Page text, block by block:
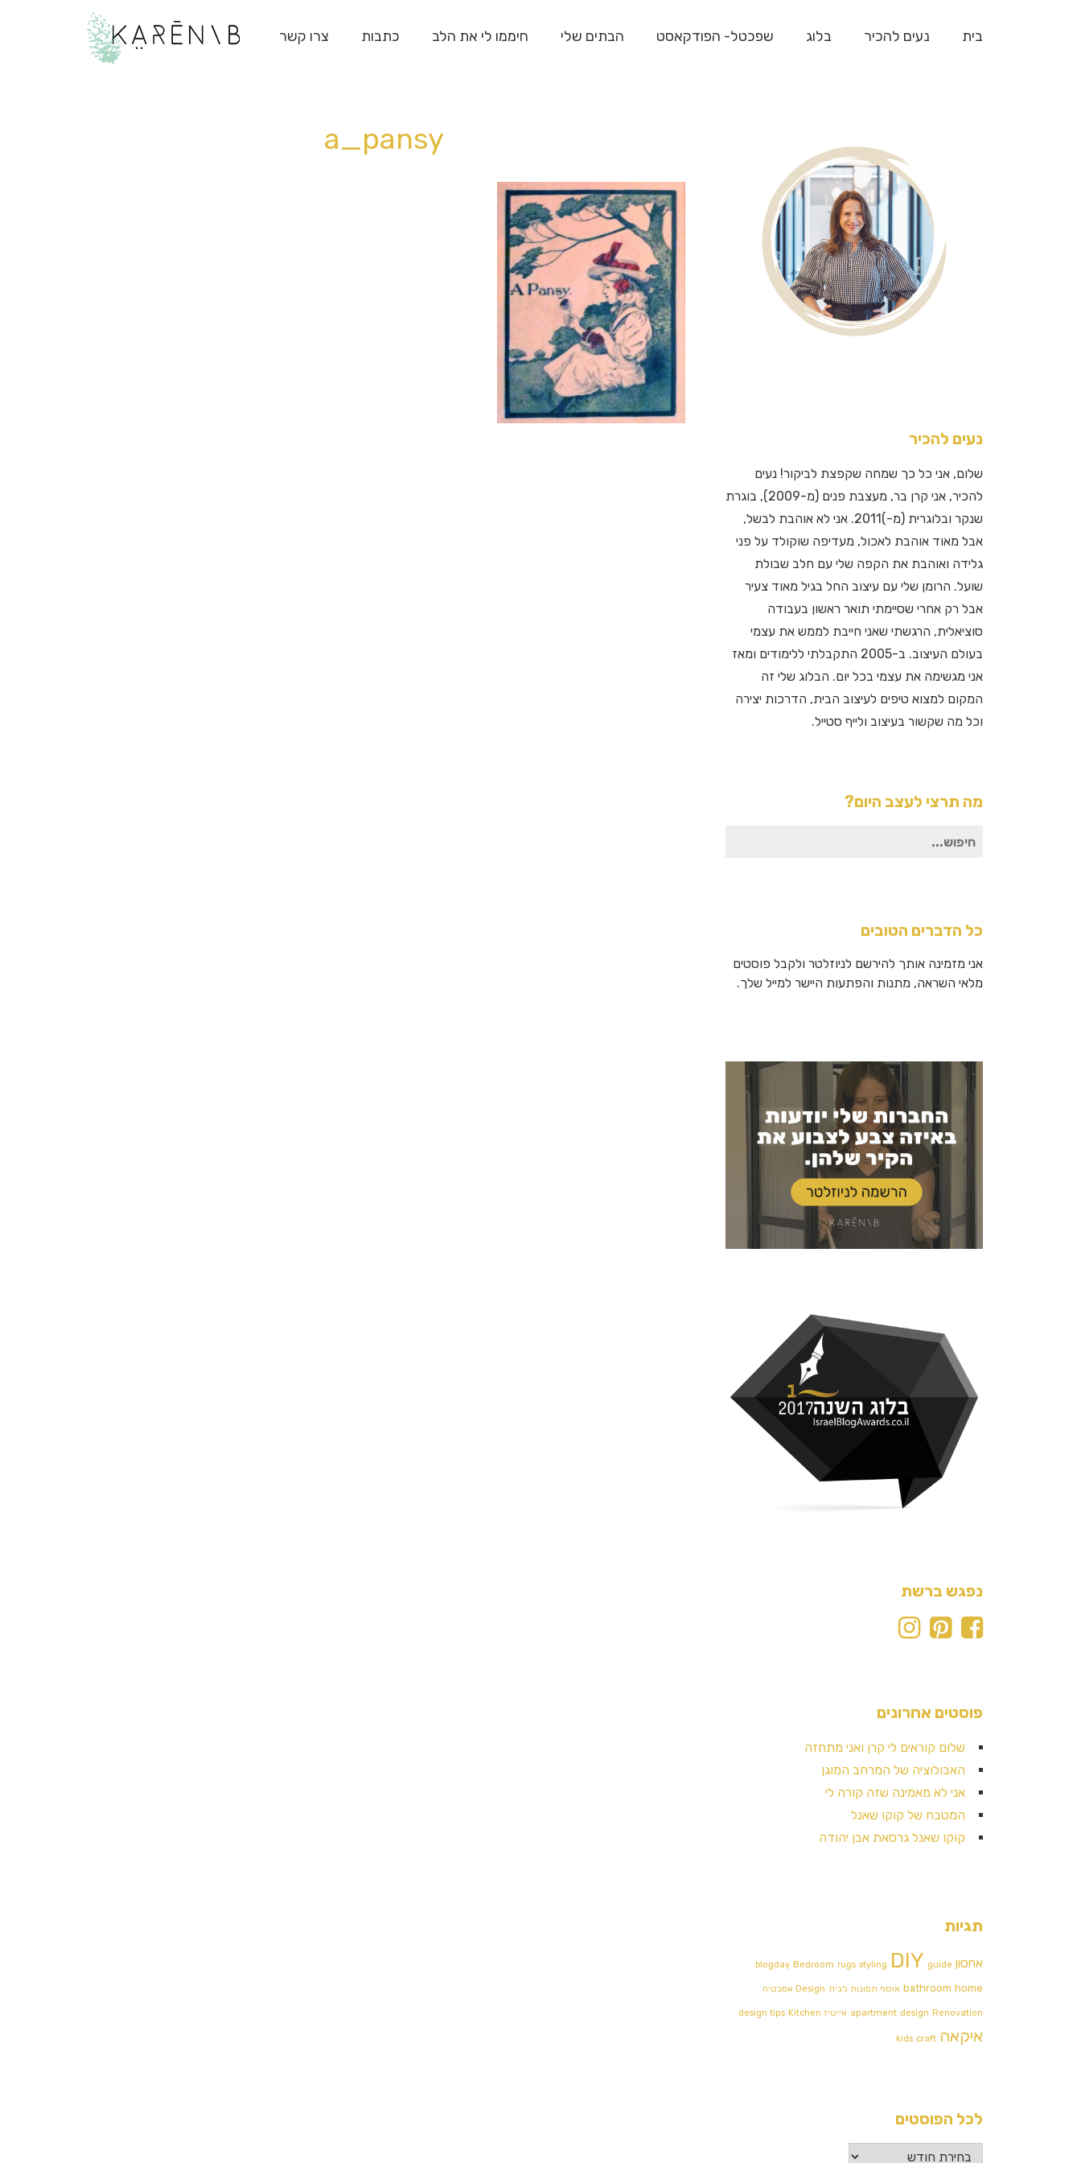
בית נעים להכיר בלוג שפכטל- הפודקאסט הבתים שלי חיממו לי את הלב כתבות צרו קשר
a_pansy
נעים להכיר
שלום, אני כל כך שמחה שקפצת לביקור! נעים
להכיר, אני קרן בר, מעצבת פנים (מ-2009), בוגרת
שנקר ובלוגרית (מ-)2011. אני לא אוהבת לבשל,
אבל מאוד אוהבת לאכול, מעדיפה שוקולד על פני
גלידה ואוהבת את הקפה שלי עם חלב שבולת
שועל. הרומן שלי עם עיצוב החל בגיל מאוד צעיר
אבל רק אחרי שסיימתי תואר ראשון בעבודה
סוציאלית, הרגשתי שאני חייבת לממש את עצמי
בעולם העיצוב. ב-2005 התקבלתי ללימודים ומאז
אני מגשימה את עצמי בכל יום. הבלוג שלי זה
המקום למצוא טיפים לעיצוב הבית, הדרכות יצירה
וכל מה שקשור בעיצוב ולייף סטייל.
מה תרצי לעצב היום?
חיפוש
כל הדברים הטובים
אני מזמינה אותך להירשם לניוזלטר ולקבל פוסטים
מלאי השראה, מתנות והפתעות היישר למייל שלך.
נפגש ברשת
פוסטים אחרונים
שלום קוראים לי קרן ואני מתחזה
האבולוציה של המרחב המוגן
אני לא מאמינה שזה קורה לי
המטבח של קוקו שאנל
קוקו שאנל גרסאת אבן יהודה
תגיות
אחסון blogday Bedroom rugs styling DIY guide
bathroom home אוסף תמונות לבית Design אמבטיה
apartment design Renovation אייטיז design tips Kitchen
איקאה kids craft
לכל הפוסטים
לכל